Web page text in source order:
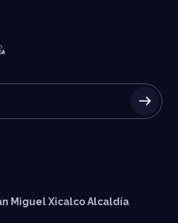
Miguel Xicalco Alcaldía